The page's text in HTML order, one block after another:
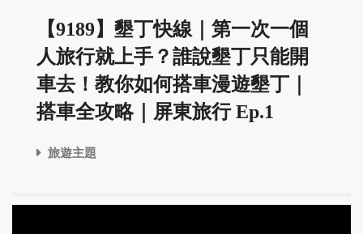
【9189】墾丁快線｜第一次一個
人旅行就上手？誰說墾丁只能開
車去！教你如何搭車漫遊墾丁｜
搭車全攻略｜屏東旅行 Ep.1
旅遊主題